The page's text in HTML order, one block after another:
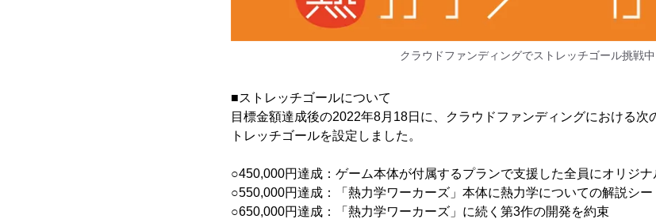
クラウドファンディングでストレッチゴール挑戦中
■ストレッチゴールについて
目標金額達成後の2022年8月18日に、クラウドファンディングにおける次
トレッチゴールを設定しました。
○450,000円達成：ゲーム本体が付属するプランで支援した全員にオリジナ
○550,000円達成：「熱力学ワーカーズ」本体に熱力学についての解説シー
○650,000円達成：「熱力学ワーカーズ」に続く第3作の開発を約束